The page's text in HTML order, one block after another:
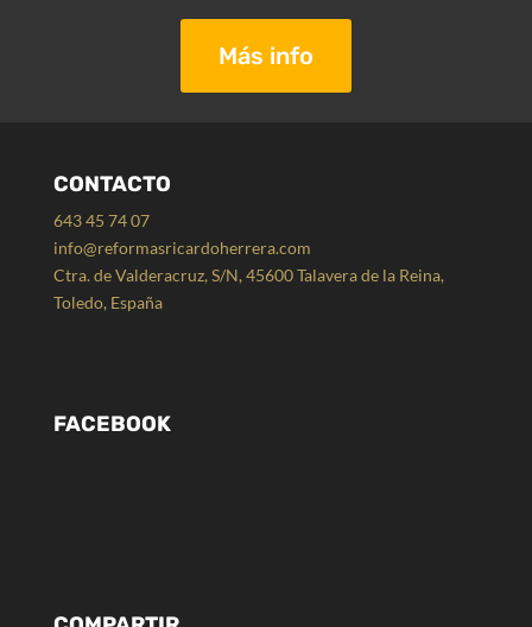
Más info
CONTACTO
643 45 74 07
info@reformasricardoherrera.com
Ctra. de Valderacruz, S/N, 45600 Talavera de la Reina,
Toledo, España
FACEBOOK